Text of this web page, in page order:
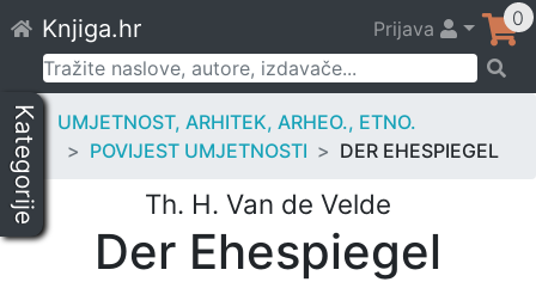
to
content
Knjiga.hr Prijava 0
Pretraži:
Kategorije
UMJETNOST, ARHITEK, ARHEO., ETNO.
POVIJEST UMJETNOSTI
DER EHESPIEGEL
Th. H. Van de Velde
Der Ehespiegel